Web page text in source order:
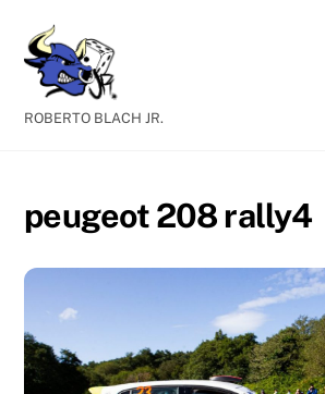
content
ROBERTO BLACH JR.
peugeot 208 rally4